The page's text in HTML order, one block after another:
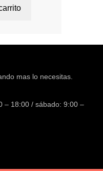
mas lo necesitas.
– 18:00 / sábado: 9:00 –